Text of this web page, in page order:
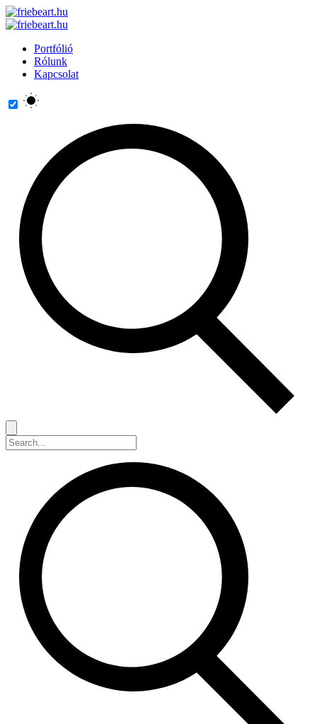
Portfólió
Rólunk
Kapcsolat